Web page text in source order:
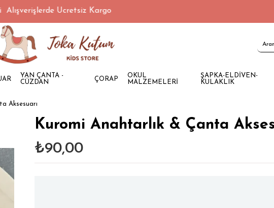
Ücretsiz Kargo
YAN ÇANTA -
CÜZDAN
ÇORAP
OKUL
MALZEMELERİ
ŞAPKA-ELDİVEN-
KULAKLIK
Aksesuarı
Kuromi Anahtarlık & Çanta
₺90,00